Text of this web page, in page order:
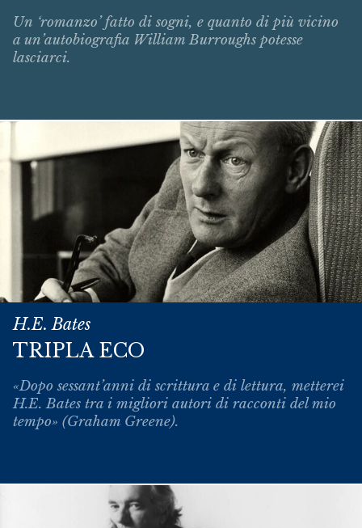
Un ‘romanzo’ fatto di sogni, e quanto di più vicino
a un’autobiografia William Burroughs potesse
lasciarci.
H.E. Bates
TRIPLA ECO
«Dopo sessant’anni di scrittura e di lettura, metterei
H.E. Bates tra i migliori autori di racconti del mio
tempo» (Graham Greene).